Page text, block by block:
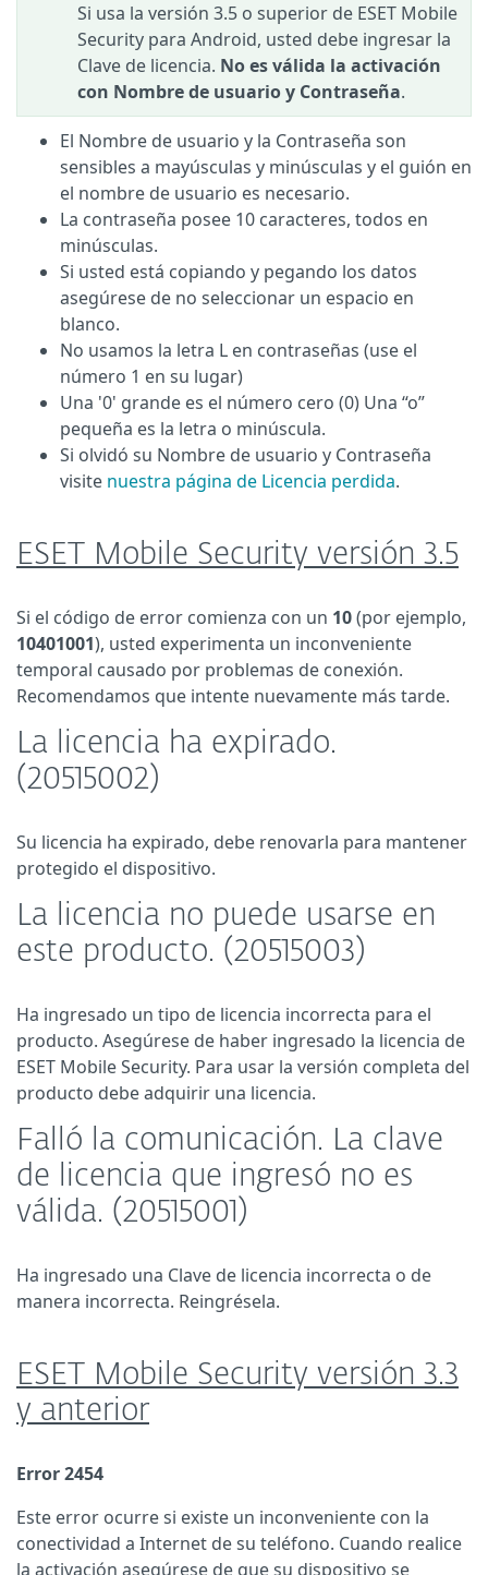
Si usa la versión 3.5 o superior de ESET Mobile
Security para Android, usted debe ingresar la
Clave de licencia. No es válida la activación
con Nombre de usuario y Contraseña.
El Nombre de usuario y la Contraseña son
sensibles a mayúsculas y minúsculas y el guión en
el nombre de usuario es necesario.
La contraseña posee 10 caracteres, todos en
minúsculas.
Si usted está copiando y pegando los datos
asegúrese de no seleccionar un espacio en
blanco.
No usamos la letra L en contraseñas (use el
número 1 en su lugar)
Una '0' grande es el número cero (0) Una “o”
pequeña es la letra o minúscula.
Si olvidó su Nombre de usuario y Contraseña
visite nuestra página de Licencia perdida.
ESET Mobile Security versión 3.5
Si el código de error comienza con un 10(por ejemplo,
10401001), usted experimenta un inconveniente
temporal causado por problemas de conexión.
Recomendamos que intente nuevamente más tarde.
La licencia ha expirado.
(20515002)
Su licencia ha expirado, debe renovarla para mantener
protegido el dispositivo.
La licencia no puede usarse en
este producto. (20515003)
Ha ingresado un tipo de licencia incorrecta para el
producto. Asegúrese de haber ingresado la licencia de
ESET Mobile Security. Para usar la versión completa del
producto debe adquirir una licencia.
Falló la comunicación. La clave
de licencia que ingresó no es
válida. (20515001)
Ha ingresado una Clave de licencia incorrecta o de
manera incorrecta. Reingrésela.
ESET Mobile Security versión 3.3
y anterior
Error 2454
Este error ocurre si existe un inconveniente con la
conectividad a Internet de su teléfono. Cuando realice
la activación asegúrese de que su dispositivo se